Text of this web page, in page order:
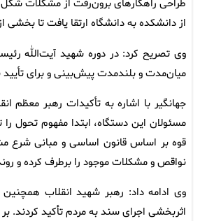
طراحی راهکارهای برون‌رفت از مشکلات
از دانشکده به دانشگاه ارتقا یافت تا بخشی
وی تصریح کرد: در دوره شهید آیت‌الله
میان‌مدت و بلندمدت پیش‌بینی و برای
جهانگیر با اشاره به تأکیدات رهبر معظم
مسئولان این دستگاه، ابتدا مفهوم تحول
قوه بر اساس قانون اساسی و مبانی شرع
نواقص و مشکلات موجود را برطرف کرده و
وی ادامه داد: رهبر شهید انقلاب
اثربخشی اجرای سند به مردم تأکید